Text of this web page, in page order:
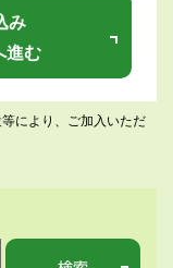
み
進む
により、ご加入いただ